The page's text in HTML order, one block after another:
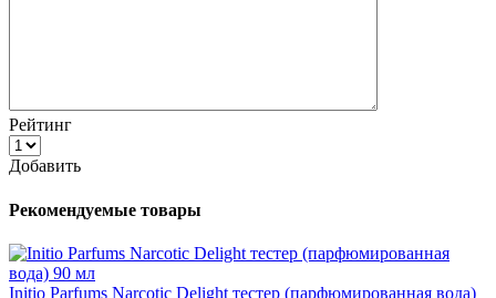
Рейтинг
Добавить
Рекомендуемые товары
Initio Parfums Narcotic Delight тестер (парфюмированная вода)